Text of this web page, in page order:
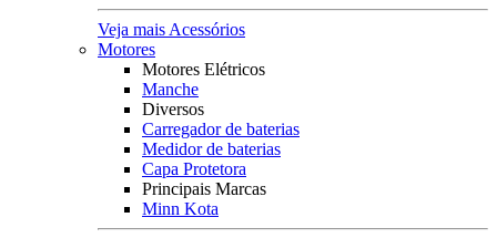
Veja mais Acessórios
Motores
Motores Elétricos
Manche
Diversos
Carregador de baterias
Medidor de baterias
Capa Protetora
Principais Marcas
Minn Kota